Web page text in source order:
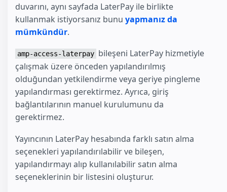
duvarını, aynı sayfada LaterPay ile birlikte
kullanmak istiyorsanız bunu yapmanız da
mümkündür.
amp-access-laterpay bileşeni LaterPay hizmetiyle
çalışmak üzere önceden yapılandırılmış
olduğundan yetkilendirme veya geriye pingleme
yapılandırması gerektirmez. Ayrıca, giriş
bağlantılarının manuel kurulumunu da
gerektirmez.
Yayıncının LaterPay hesabında farklı satın alma
seçenekleri yapılandırılabilir ve bileşen,
yapılandırmayı alıp kullanılabilir satın alma
seçeneklerinin bir listesini oluşturur.